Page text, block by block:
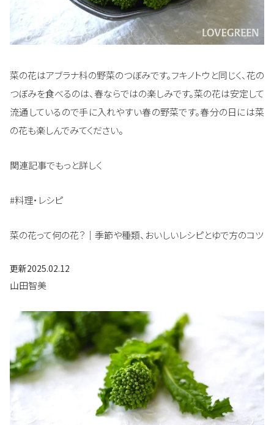
菜の花はアブラナ科の野菜のつぼみです。フキノトウと同じく、花の
つぼみを食べるのは、春ならではの楽しみです。菜の花は安定して
流通しているので手に入れやすい春の野菜です。春分の日には菜
の花も楽しんでみてください。
関連記事でもっと詳しく
#料理・レシピ
菜の花って何の花？｜季節や種類、おいしいレシピとゆで方のコツ
更新2025.02.12
山田智美